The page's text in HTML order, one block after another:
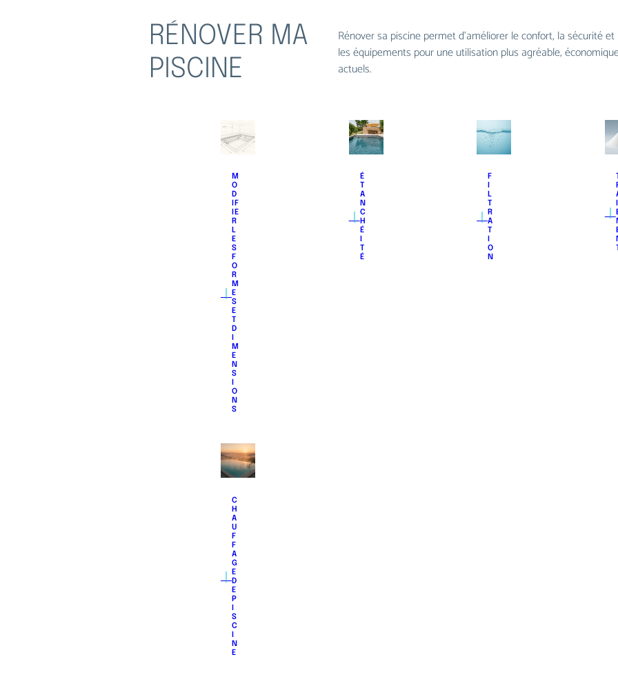
RÉNOVER MA
PISCINE
Rénover sa piscine permet d’améliorer le confort, la sécurité
les équipements pour une utilisation plus agréable,
actuels.
｜
M
O
D
IF
IE
R
L
E
S
F
O
R
M
E
S
E
T
D
M
E
N
S
O
N
S
｜
É
T
A
N
C
H
É
T
É
｜
F
L
T
R
A
T
O
N
｜
｜
C
H
A
U
F
F
A
G
E
D
E
P
S
C
N
E